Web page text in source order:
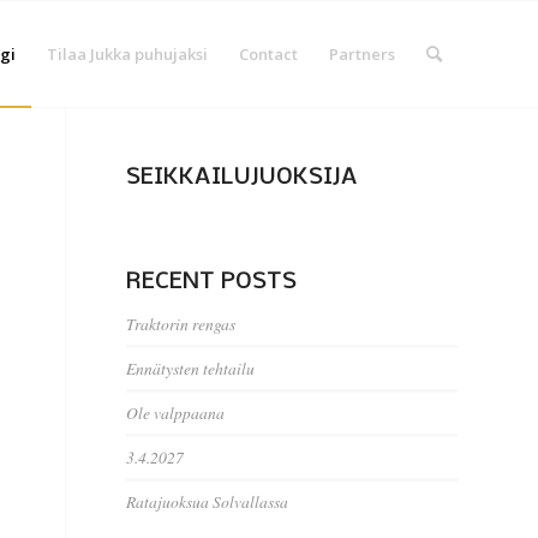
Tilaa Jukka puhujaksi Contact Partners
SEIKKAILUJUOKSIJA
RECENT POSTS
Traktorin rengas
Ennätysten tehtailu
Ole valppaana
3.4.2027
Ratajuoksua Solvallassa